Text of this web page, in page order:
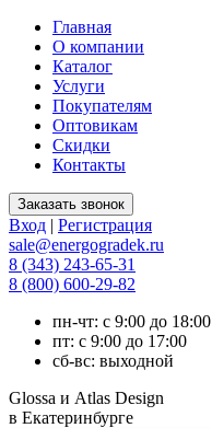
Главная
О компании
Каталог
Услуги
Покупателям
Оптовикам
Скидки
Контакты
Вход | Регистрация
sale@energogradek.ru
8 (343) 243-65-31
8 (800) 600-29-82
пн-чт: с 9:00 до 18:00
пт: с 9:00 до 17:00
сб-вс: выходной
Glossa и Atlas Design
в Екатеринбурге